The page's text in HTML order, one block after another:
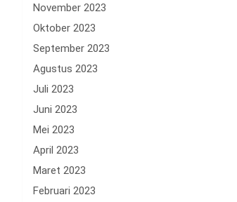
November 2023
Oktober 2023
September 2023
Agustus 2023
Juli 2023
Juni 2023
Mei 2023
April 2023
Maret 2023
Februari 2023